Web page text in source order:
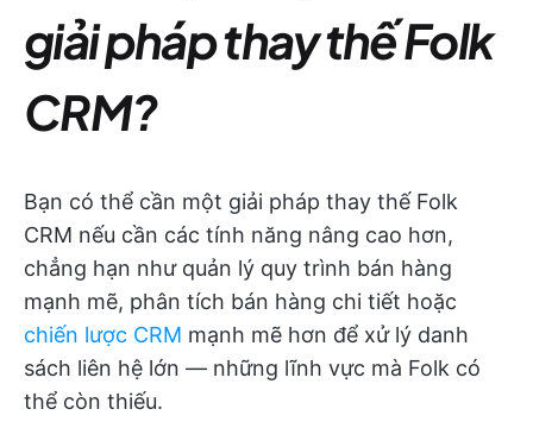
giải pháp thay thế Folk
CRM?
Bạn có thể cần một giải pháp thay thế Folk
CRM nếu cần các tính năng nâng cao hơn,
chẳng hạn như quản lý quy trình bán hàng
mạnh mẽ, phân tích bán hàng chi tiết hoặc
chiến lược CRM mạnh mẽ hơn để xử lý danh
sách liên hệ lớn — những lĩnh vực mà Folk có
thể còn thiếu.